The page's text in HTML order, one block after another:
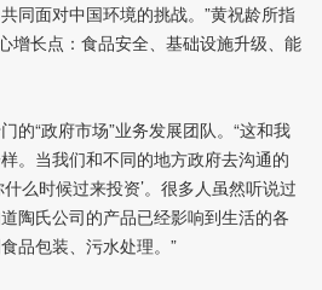
同面对中国环境的挑战。”黄祝龄所指
增长点：食品安全、基础设施升级、能
的“政府市场”业务发展团队。“这和我
。当我们和不同的地方政府去沟通的
么时候过来投资’。很多人虽然听说过
陶氏公司的产品已经影响到生活的各
品包装、污水处理。”